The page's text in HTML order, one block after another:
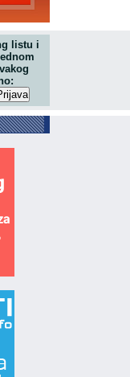
listu i